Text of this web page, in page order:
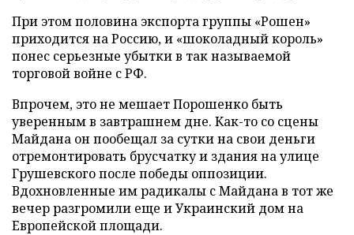
При этом половина экспорта группы «Рошен»
приходится на Россию, и «шоколадный король»
понес серьезные убытки в так называемой
торговой войне с РФ.
Впрочем, это не мешает Порошенко быть
уверенным в завтрашнем дне. Как-то со сцены
Майдана он пообещал за сутки на свои деньги
отремонтировать брусчатку и здания на улице
Грушевского после победы оппозиции.
Вдохновленные им радикалы с Майдана в тот же
вечер разгромили еще и Украинский дом на
Европейской площади.